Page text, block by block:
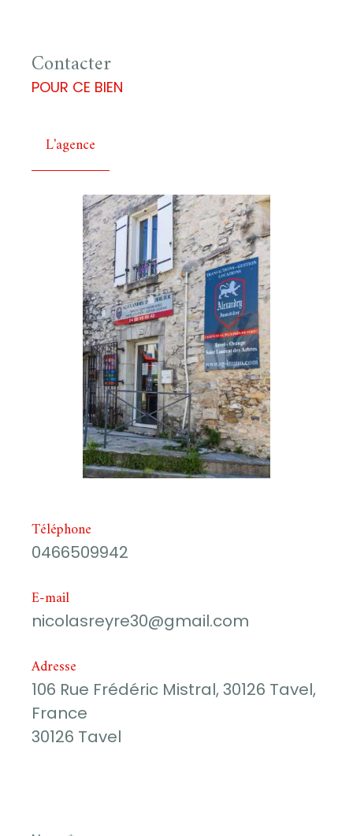
Contacter
POUR CE BIEN
L'agence
Téléphone
0466509942
E-mail
nicolasreyre30@gmail.com
Adresse
106 Rue Frédéric Mistral, 30126 Tavel,
France
30126 Tavel